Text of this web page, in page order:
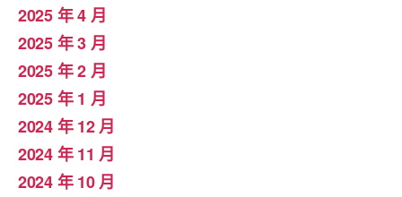
2025 年 4 月
2025 年 3 月
2025 年 2 月
2025 年 1 月
2024 年 12 月
2024 年 11 月
2024 年 10 月